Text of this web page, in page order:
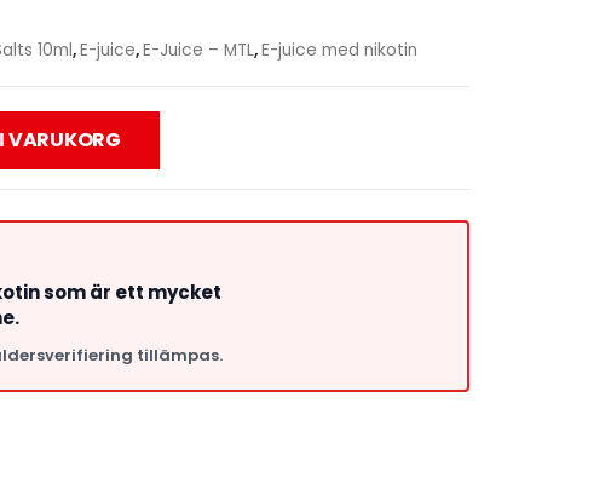
10ml,E-juice,E-Juice – MTL,E-juice med nikotin
VARUKORG
som är ett mycket
tillämpas.